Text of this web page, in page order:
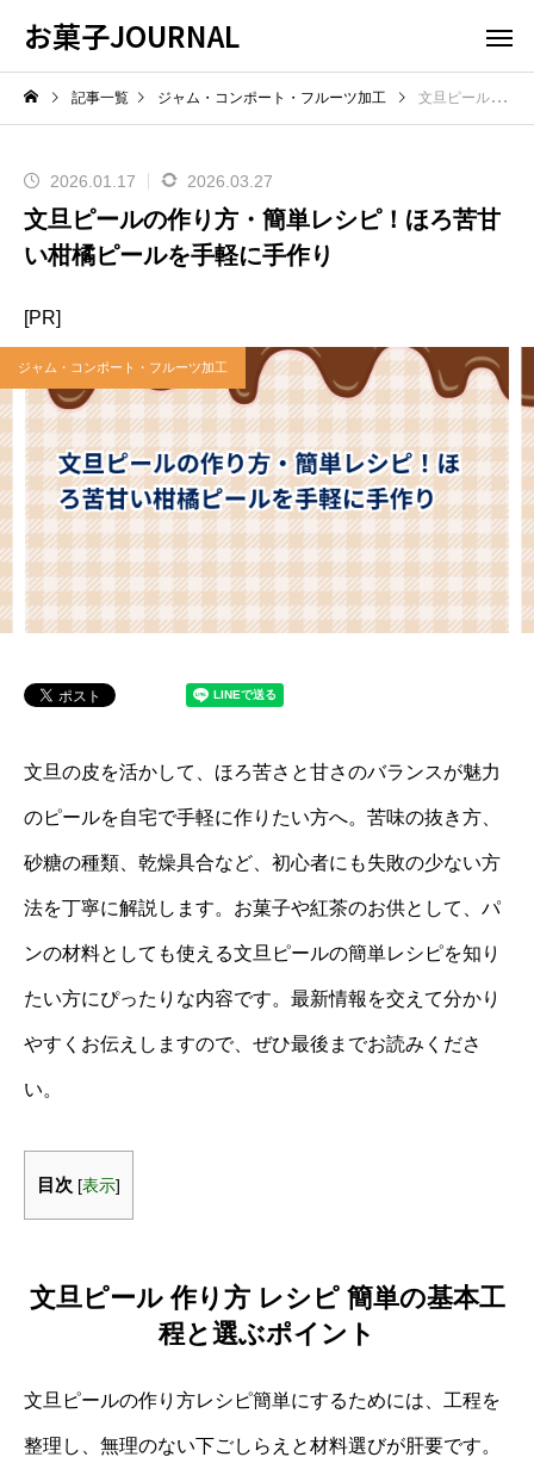
お菓子JOURNAL
記事一覧 ジャム・コンポート・フルーツ加工 文旦ピールの作り方・簡単レシピ！ほろ苦甘い柑橘ピールを手軽に手作り
2026.01.17 2026.03.27
文旦ピールの作り方・簡単レシピ！ほろ苦甘
い柑橘ピールを手軽に手作り
[PR]
ジャム・コンポート・フルーツ加工
文旦の皮を活かして、ほろ苦さと甘さのバランスが魅力
のピールを自宅で手軽に作りたい方へ。苦味の抜き方、
砂糖の種類、乾燥具合など、初心者にも失敗の少ない方
法を丁寧に解説します。お菓子や紅茶のお供として、パ
ンの材料としても使える文旦ピールの簡単レシピを知り
たい方にぴったりな内容です。最新情報を交えて分かり
やすくお伝えしますので、ぜひ最後までお読みくださ
い。
目次 [表示]
文旦ピール 作り方 レシピ 簡単の基本工
程と選ぶポイント
文旦ピールの作り方レシピ簡単にするためには、工程を
整理し、無理のない下ごしらえと材料選びが肝要です。